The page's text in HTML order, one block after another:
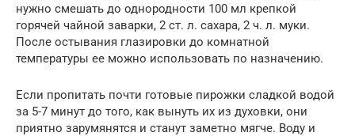
нужно смешать до однородности 100 мл крепкой
горячей чайной заварки, 2 ст. л. сахара, 2 ч. л. муки.
После остывания глазировки до комнатной
температуры ее можно использовать по назначению.
Если пропитать почти готовые пирожки сладкой водой
за 5-7 минут до того, как вынуть их из духовки, они
приятно зарумянятся и станут заметно мягче. Воду и